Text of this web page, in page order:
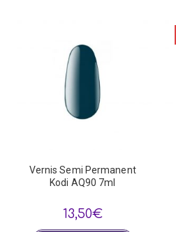
Vernis Semi Permanent
Kodi AQ90 7ml
13,50€